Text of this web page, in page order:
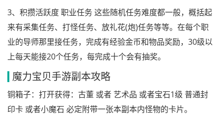
3、积攒活跃度 职业任务 这些随机任务难度都一般，概括起
来有采集任务、打怪任务、放礼花(炮)任务等等。在每个职
业的导师那里接任务，完成有经验金币和物品奖励，30级以
上每天能接20个任务，每完成十个会有抽奖。
魔力宝贝手游副本攻略
铜箱子：打开获得：古董 或者 艺术品 或者宝石1级 普通封
印卡 或者小魔石 必定附带一张本副本内怪物的卡片。